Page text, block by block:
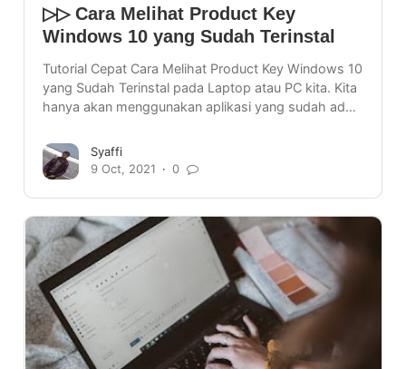
▷▷ Cara Melihat Product Key
Windows 10 yang Sudah Terinstal
Tutorial Cepat Cara Melihat Product Key Windows 10
yang Sudah Terinstal pada Laptop atau PC kita. Kita
hanya akan menggunakan aplikasi yang sudah ad…
Syaffi
9 Oct, 2021
0